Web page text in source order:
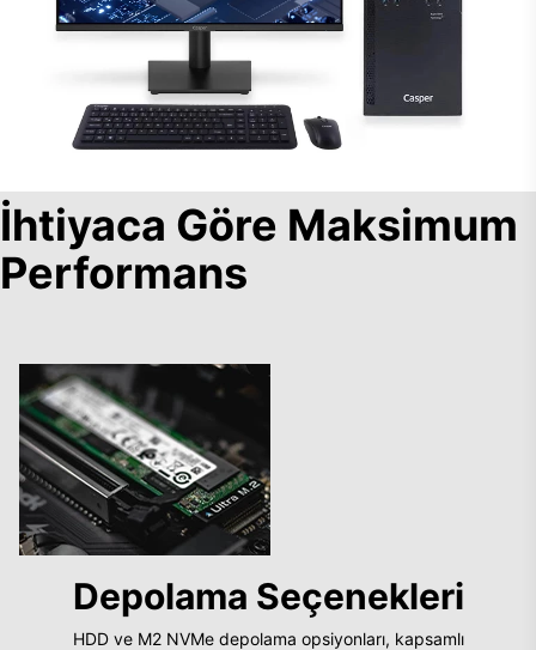
İhtiyaca Göre Maksimum
Performans
Depolama Seçenekleri
HDD ve M2 NVMe depolama opsiyonları, kapsamlı